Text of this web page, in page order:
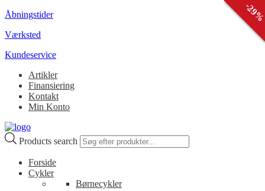
Åbningstider
Værksted
Kundeservice
Artikler
Finansiering
Kontakt
Min Konto
Products search
Forside
Cykler
Børnecykler
-
10
-
39
-
29